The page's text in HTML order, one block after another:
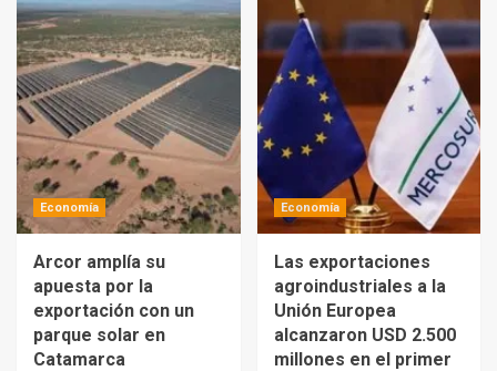
Economía
Arcor amplía su
apuesta por la
exportación con un
parque solar en
Catamarca
Economía
Las exportaciones
agroindustriales a la
Unión Europea
alcanzaron USD 2.500
millones en el primer